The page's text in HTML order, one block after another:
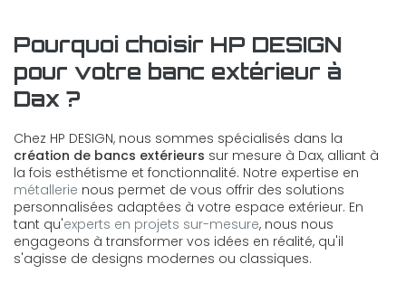
Pourquoi choisir HP DESIGN
pour votre banc extérieur à
Dax ?
Chez HP DESIGN, nous sommes spécialisés dans la
création de bancs extérieurs sur mesure à Dax, alliant à
la fois esthétisme et fonctionnalité. Notre expertise en
métallerie nous permet de vous offrir des solutions
personnalisées adaptées à votre espace extérieur. En
tant qu'experts en projets sur-mesure, nous nous
engageons à transformer vos idées en réalité, qu'il
s'agisse de designs modernes ou classiques.